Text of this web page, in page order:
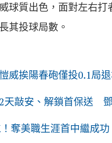
球質出色，面對左右
其投球局數。
威挨陽春砲僅投0.1局
天敲安、解鎖首保送
奪美職生涯首中繼成